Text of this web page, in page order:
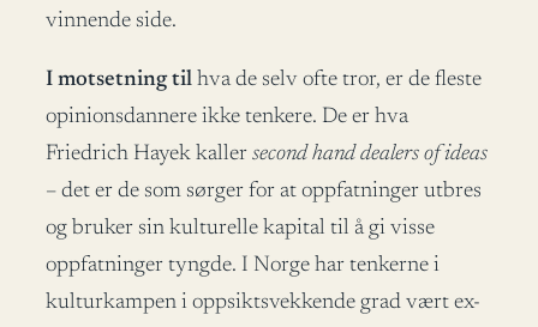
vinnende side.
I motsetning til hva de selv ofte tror, er de fleste
opinionsdannere ikke tenkere. De er hva
Friedrich Hayek kaller second hand dealers of ideas
– det er de som sørger for at oppfatninger utbres
og bruker sin kulturelle kapital til å gi visse
oppfatninger tyngde. I Norge har tenkerne i
kulturkampen i oppsiktsvekkende grad vært ex-